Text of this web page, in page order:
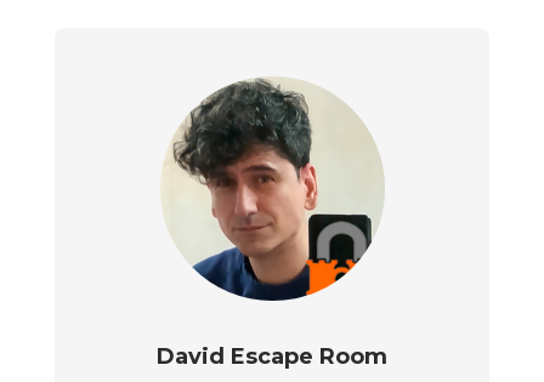
David Escape Room